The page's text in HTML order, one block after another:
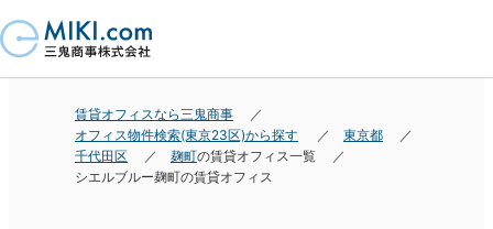
賃貸オフィスなら三鬼商事
オフィス物件検索(東京23区)から探す
東京都
千代田区
麹町の賃貸オフィス一覧
シエルブルー麹町の賃貸オフィス